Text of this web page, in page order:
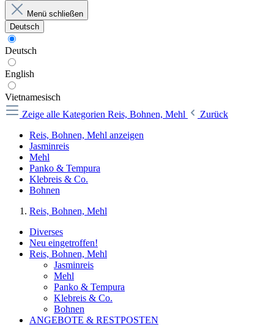
Menü schließen
Deutsch
Deutsch
English
Vietnamesisch
Zeige alle Kategorien Reis, Bohnen, Mehl
Zurück
Reis, Bohnen, Mehl anzeigen
Jasminreis
Mehl
Panko & Tempura
Klebreis & Co.
Bohnen
Reis, Bohnen, Mehl
Diverses
Neu eingetroffen!
Reis, Bohnen, Mehl
Jasminreis
Mehl
Panko & Tempura
Klebreis & Co.
Bohnen
ANGEBOTE & RESTPOSTEN